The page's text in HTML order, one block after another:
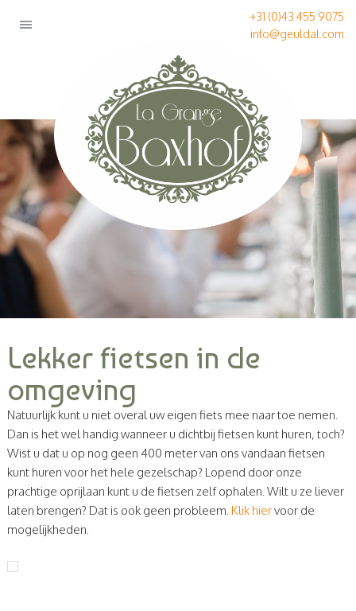
+31 (0)43 455 9075
info@geuldal.com
Lekker fietsen in de
omgeving
Natuurlijk kunt u niet overal uw eigen fiets mee naar toe nemen.
Dan is het wel handig wanneer u dichtbij fietsen kunt huren, toch?
Wist u dat u op nog geen 400 meter van ons vandaan fietsen
kunt huren voor het hele gezelschap? Lopend door onze
prachtige oprijlaan kunt u de fietsen zelf ophalen. Wilt u ze liever
laten brengen? Dat is ook geen probleem. Klik hiervoor de
mogelijkheden.